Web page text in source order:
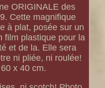
ORIGINALE des
Cette magnifique
à plat, posée sur un
film plastique pour la
et de la. Elle sera
ni pliée, ni roulée!
x 40 cm.